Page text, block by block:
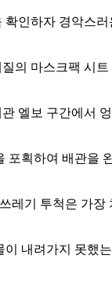
확인하자 경악스러
의 마스크팩 시트
엘보 구간에서
포획하여 배관을
레기 투척은 가장
이 내려가지 못했